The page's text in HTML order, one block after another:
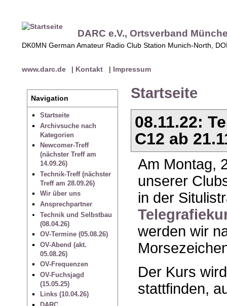
DARC e.V., Ortsverband
DK0MN German Amateur Radio Club Station Munich-North,
www.darc.de | Kontakt | Impressum
Navigation
Startseite
Archivsuche nach
Kategorien
Newcomer-Treff
(nächster Treff am
14.09.26)
Technik-Treff (nächster
Treff am 28.09.26)
Wir über uns
Ansprechpartner
Technik und Selbstbau
(08.04.26)
OV-Termine (05.08.26)
OV-Abend (akt.
05.08.26)
OV-Frequenzen
OV-Fuchsjagd
(15.05.25)
Links (10.04.26)
Startseite
08.11.22:
C12 ab
Am Montag,
unserer
in der
werden wir
Der Kurs
stattfinden,